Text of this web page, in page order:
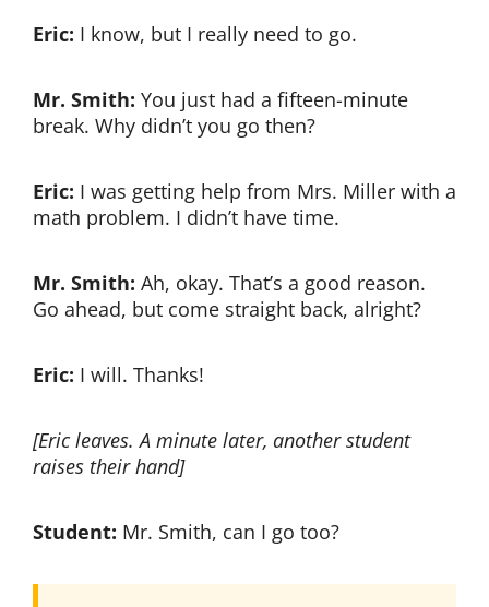
Eric: I know, but I really need to go.
Mr. Smith: You just had a fifteen-minute
break. Why didn’t you go then?
Eric: I was getting help from Mrs. Miller with a
math problem. I didn’t have time.
Mr. Smith: Ah, okay. That’s a good reason.
Go ahead, but come straight back, alright?
Eric: I will. Thanks!
[Eric leaves. A minute later, another student
raises their hand]
Student: Mr. Smith, can I go too?